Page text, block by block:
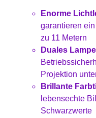
Enorme
garantieren
zu 11 Metern
Duales
Projektion
Brillante
lebensechte
Schwarzwerte